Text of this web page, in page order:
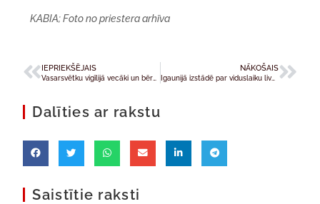
KABIA; Foto no priestera arhīva
IEPRIEKŠĒJAIS NĀKOŠAIS
Igaunijā izstādē par viduslaiku livoniešu svētceļojumiem arī eksponāti no Latvijas
Dalīties ar rakstu
Saistītie raksti